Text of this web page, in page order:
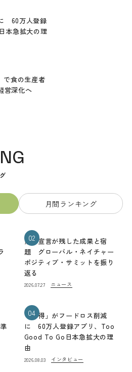
60万人登録
本急拡大の理
で食の生産者
営深化へ
月間ランキング
02
熊本宣言が残した成果と宿
題 グローバル・ネイチャー
ポジティブ・サミットを振り
返る
2026.07.27 ニュース
04
「お得」がフードロス削減
に 60万人登録アプリ、Too
Good To Go日本急拡大の理
由
2026.08.03 インタビュー